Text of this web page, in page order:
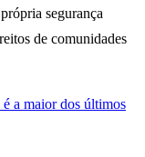
segurança
de comunidades
a maior dos últimos